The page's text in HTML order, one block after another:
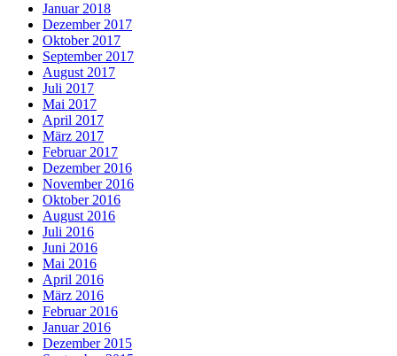
Januar 2018
Dezember 2017
Oktober 2017
September 2017
August 2017
Juli 2017
Mai 2017
April 2017
März 2017
Februar 2017
Dezember 2016
November 2016
Oktober 2016
August 2016
Juli 2016
Juni 2016
Mai 2016
April 2016
März 2016
Februar 2016
Januar 2016
Dezember 2015